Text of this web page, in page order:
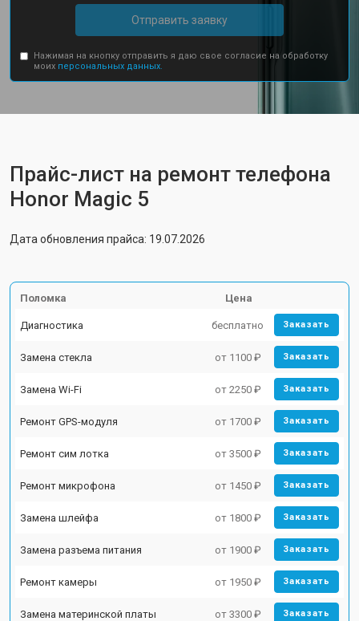
Отправить заявку
Нажимая на кнопку отправить я даю свое согласие на обработку
моих персональных данных.
Прайс-лист на ремонт телефона
Honor Magic 5
Дата обновления прайса: 19.07.2026
Поломка Цена
Диагностика бесплатно Заказать
Замена стекла от 1100 ₽ Заказать
Замена Wi-Fi от 2250 ₽ Заказать
Ремонт GPS-модуля от 1700 ₽ Заказать
Ремонт сим лотка от 3500 ₽ Заказать
Ремонт микрофона от 1450 ₽ Заказать
Замена шлейфа от 1800 ₽ Заказать
Замена разъема питания от 1900 ₽ Заказать
Ремонт камеры от 1950 ₽ Заказать
Замена материнской платы от 3300 ₽ Заказать